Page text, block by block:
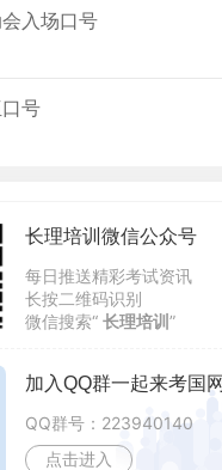
入场口号
号
长理培训微信公众号
每日推送精彩考试资讯
长按二维码识别
微信搜索“ 长理培训 ”
加入QQ群一起来考国网
QQ群号：223940140
点击进入